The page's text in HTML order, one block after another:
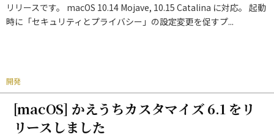
リリースです。 macOS 10.14 Mojave, 10.15 Catalina に対応。 起動
時に「セキュリティとプライバシー」の設定変更を促すプ...
開発
[macOS] かえうちカスタマイズ 6.1 をリ
リースしました